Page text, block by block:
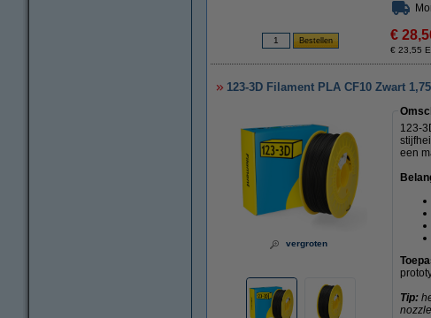
€
€ 23,55
123-3D Filament PLA CF10 Zwart
vergroten
123-
een
Tip: